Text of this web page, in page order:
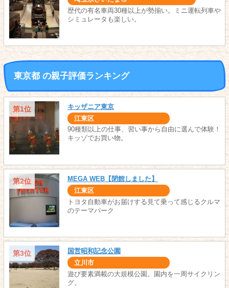
歴代の有名車両30種以上が勢揃い。ミニ運転列車や
シミュレータも楽しい。
東京都 の親子評価ランキング
第1位 キッザニア東京
江東区
90種類以上の仕事、習い事から自由に選んで体験！
キッゾでお買い物。
第2位 MEGA WEB【閉館しました】
江東区
トヨタ自動車がお届けする見て乗って感じるクルマ
のテーマパーク
第3位 国営昭和記念公園
立川市
遊び要素満載の大規模公園。園内を一周サイクリン
グ。